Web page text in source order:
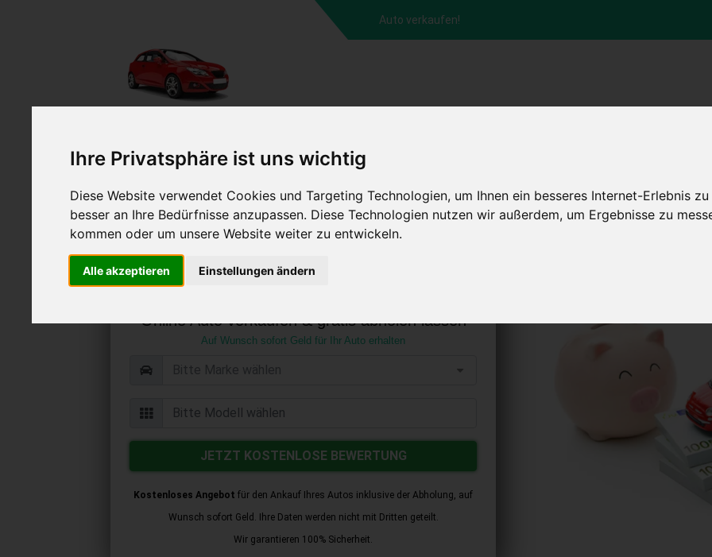
Ihre Privatsphäre ist uns wichtig
Diese Website verwendet Cookies und Targeting Technologien, um Ihnen ein besseres Internet-Erlebnis
besser an Ihre Bedürfnisse anzupassen. Diese Technologien nutzen wir außerdem, um Ergebnisse zu
kommen oder um unsere Website weiter zu entwickeln.
Alle akzeptieren Einstellungen ändern
Auto verkaufen!
HOME KONTAKT ABLAUF
Auto verkaufen in Malchin Mecklenburg-
Online Auto verkaufen & gratis abholen lassen
Auf Wunsch sofort Geld für Ihr Auto erhalten
JETZT KOSTENLOSE BEWERTUNG
Kostenloses Angebot für den Ankauf Ihres Autos inklusive der Abholung, auf
Wunsch sofort Geld. Ihre Daten werden nicht mit Dritten geteilt.
Wir garantieren 100% Sicherheit.